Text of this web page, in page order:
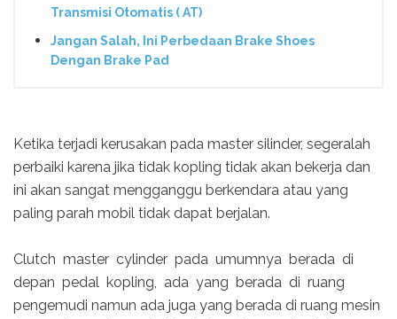
Transmisi Otomatis ( AT)
Jangan Salah, Ini Perbedaan Brake Shoes
Dengan Brake Pad
Ketika terjadi kerusakan pada master silinder, segeralah
perbaiki karena jika tidak kopling tidak akan bekerja dan
ini akan sangat mengganggu berkendara atau yang
paling parah mobil tidak dapat berjalan.
Clutch master cylinder pada umumnya berada di
depan pedal kopling, ada yang berada di ruang
pengemudi namun ada juga yang berada di ruang mesin